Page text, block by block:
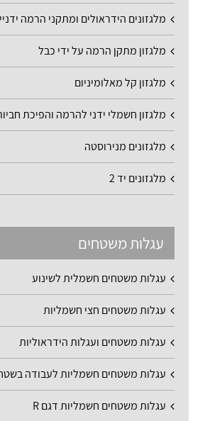
מלגזונים הידראולים ומתקני הרמה
מלגזון מתקן הרמה על ידי כבל
מלגזון קל מאלומיניום
מלגזון חשמלי ידני להרמה והפיכת
מלגזונים מנירוסטה
מלגזונים יד 2
עגלות משטחים
עגלות משטחים חשמלית לשינוע
עגלות משטחים חצי חשמליות
עגלות משטחים ועגלות הידראוליות
עגלות משטחים חשמליות לעבודה
עגלות משטחים חשמליות דגם R